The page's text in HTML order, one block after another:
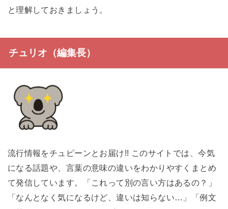
と理解しておきましょう。
チュリオ（編集長）
流行情報をチュピーンとお届け!! このサイトでは、今気
になる話題や、言葉の意味の違いをわかりやすくまとめ
て発信しています。「これって別の言い方はあるの？」
「なんとなく気になるけど、違いは知らない…」「例文